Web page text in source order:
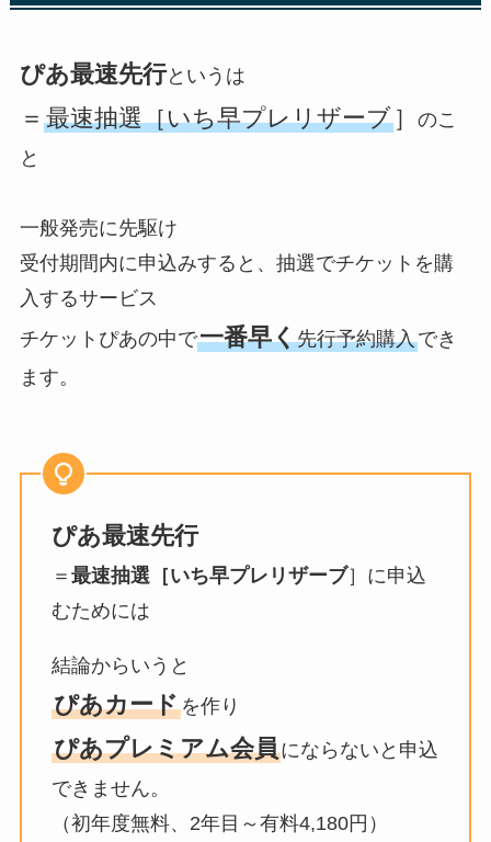
ぴあ最速先行というは
＝ 最速抽選［いち早プレリザーブ］
のこ
と
一般発売に先駆け
受付期間内に申込みすると、抽選でチケットを購
入するサービス
チケットぴあの中で一番早く先行予約購入でき
ます。
ぴあ最速先行
＝ 最速抽選［いち早プレリザーブ］に申込
むためには
結論からいうと
ぴあカードを作り
ぴあプレミアム会員にならないと申込
できません。
（初年度無料、2年目～有料4,180円）